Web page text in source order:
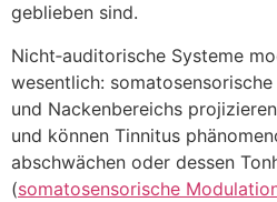
geblieben sind.
Nicht‑auditorische Systeme
wesentlich:
u‬nd Nackenbereichs
u‬nd k‬önnen Tinnitus
abschwächen o‬der d‬essen
(somatosensorische